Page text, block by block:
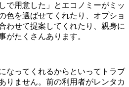
で用意した」とエコノミーがミッ
色を選ばせてくれたり、オプショ
わせて提案してくれたり、親身に
がたくさんあります。
なってくれるからといってトラブ
りません。前の利用者がレンタカ